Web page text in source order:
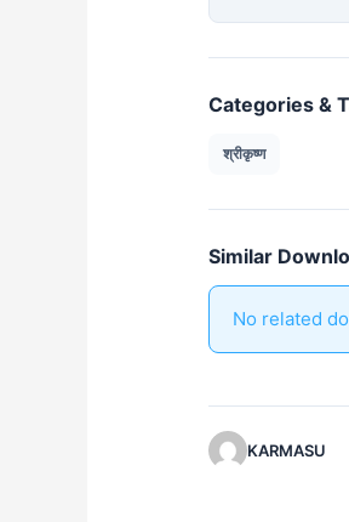
Categories &
श्रीकृष्ण
Similar
No related
KARMASU